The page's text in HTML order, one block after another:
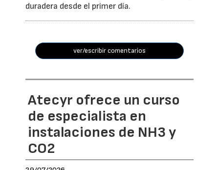
duradera desde el primer día.
ver/escribir comentarios
Atecyr ofrece un curso
de especialista en
instalaciones de NH3 y
CO2